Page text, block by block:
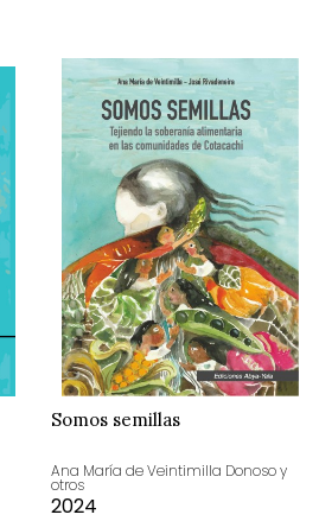
Somos semillas
Ana María de Veintimilla Donoso y
otros
2024